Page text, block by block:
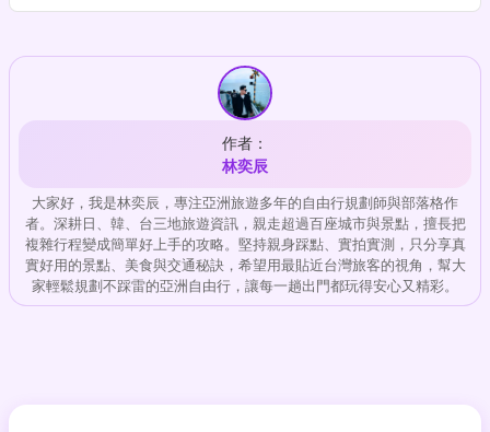
作者：
林奕辰
大家好，我是林奕辰，專注亞洲旅遊多年的自由行規劃師與部落格作
者。深耕日、韓、台三地旅遊資訊，親走超過百座城市與景點，擅長把
複雜行程變成簡單好上手的攻略。堅持親身踩點、實拍實測，只分享真
實好用的景點、美食與交通秘訣，希望用最貼近台灣旅客的視角，幫大
家輕鬆規劃不踩雷的亞洲自由行，讓每一趟出門都玩得安心又精彩。